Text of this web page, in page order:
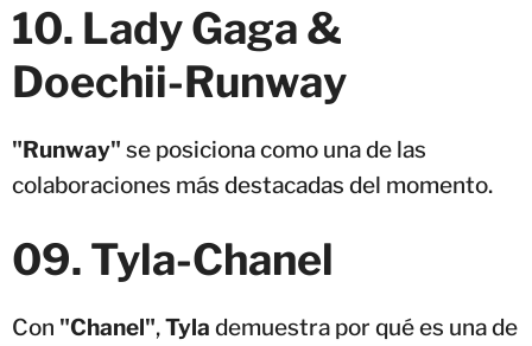
10. Lady Gaga &
Doechii-Runway
"Runway" se posiciona como una de las
colaboraciones más destacadas del momento.
09. Tyla-Chanel
Con "Chanel",Tyla demuestra por qué es una de